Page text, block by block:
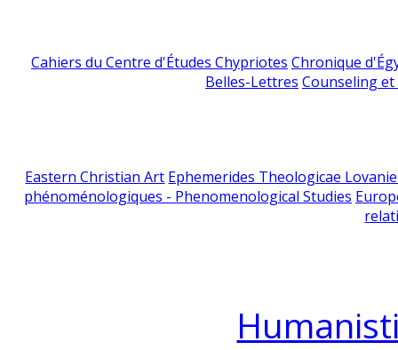
Cahiers du Centre d'Études Chypriotes Chronique
Belles-Lettres Counseling
Eastern Christian Art Ephemerides Theologicae
phénoménologiques - Phenomenological Studies